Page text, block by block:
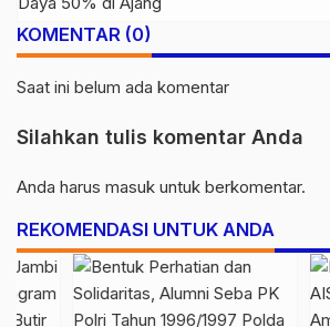
KOMENTAR (0)
Saat ini belum ada komentar
Silahkan tulis komentar Anda
Anda harus masuk untuk berkomentar.
REKOMENDASI UNTUK ANDA